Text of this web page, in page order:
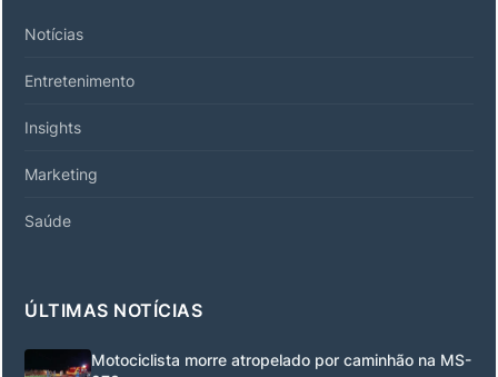
Notícias
Entretenimento
Insights
Marketing
Saúde
ÚLTIMAS NOTÍCIAS
Motociclista morre atropelado por caminhão na MS-